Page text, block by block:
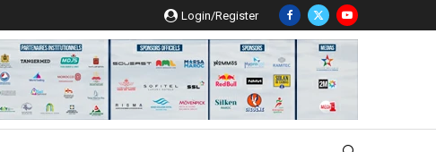
Login/Register